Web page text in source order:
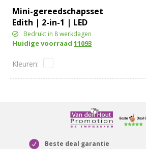
Mini-gereedschapsset
Edith | 2-in-1 | LED
Bedrukt in 8 werkdagen
Huidige voorraad11093
Beste deal garantie